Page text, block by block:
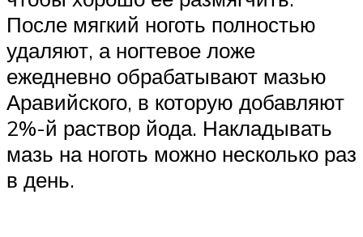
После мягкий ноготь полностью
удаляют, а ногтевое ложе
ежедневно обрабатывают мазью
Аравийского, в которую добавляют
2%-й раствор йода. Накладывать
мазь на ноготь можно несколько раз
в день.